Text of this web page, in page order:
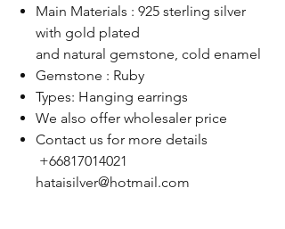
Main Materials : 925 sterling silver
with gold plated
and natural gemstone, cold enamel
Gemstone : Ruby
Types: Hanging earrings
We also offer wholesaler price
Contact us for more details
+66817014021
hataisilver@hotmail.com